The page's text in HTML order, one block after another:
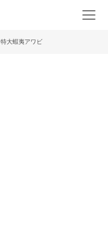
特大蝦夷アワビ